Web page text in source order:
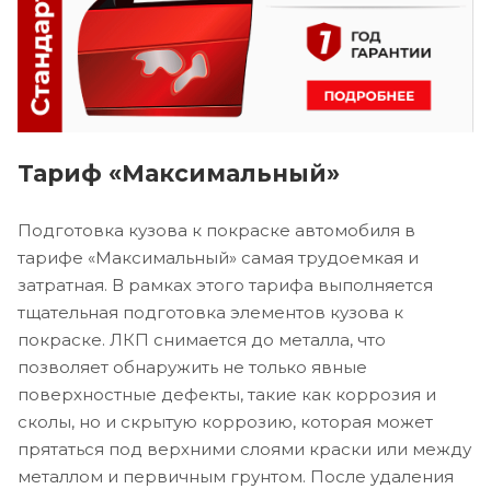
Тариф «Максимальный»
Подготовка кузова к покраске автомобиля в
тарифе «Максимальный» самая трудоемкая и
затратная. В рамках этого тарифа выполняется
тщательная подготовка элементов кузова к
покраске. ЛКП снимается до металла, что
позволяет обнаружить не только явные
поверхностные дефекты, такие как коррозия и
сколы, но и скрытую коррозию, которая может
прятаться под верхними слоями краски или между
металлом и первичным грунтом. После удаления